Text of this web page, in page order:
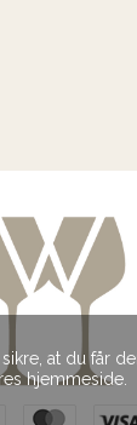
at du får
hjemmeside.